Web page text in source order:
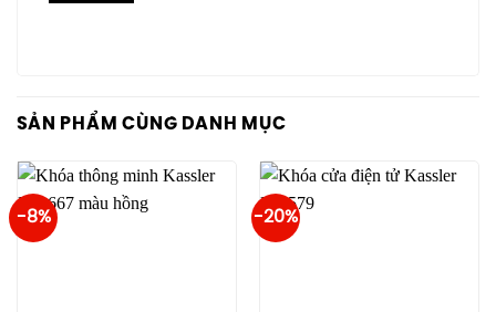
SẢN PHẨM CÙNG DANH MỤC
-8% -20%